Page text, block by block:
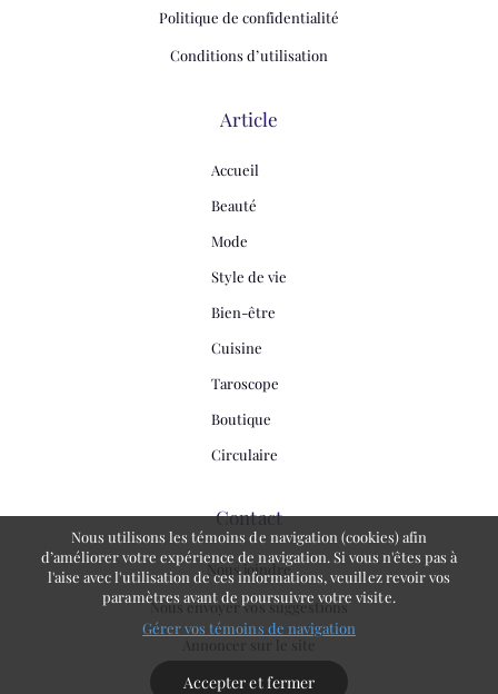
Politique de confidentialité
Conditions d’utilisation
Article
Accueil
Beauté
Mode
Style de vie
Bien-être
Cuisine
Taroscope
Boutique
Circulaire
Contact
Nous joindre
Nous envoyer vos suggestions
Annoncer sur le site
Nous utilisons les témoins de navigation (cookies) afin
d’améliorer votre expérience de navigation. Si vous n'êtes pas à
l'aise avec l'utilisation de ces informations, veuillez revoir vos
paramètres avant de poursuivre votre visite.
Gérer vos témoins de navigation
Accepter et fermer